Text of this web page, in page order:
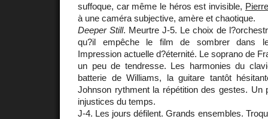
suffoque, car même le héros est invisible,
à une caméra subjective, amère et chaotique.
Deeper Still. Meurtre J-5. Le choix de
qu?il empêche le film de sombrer dans le
Impression actuelle d?éternité. Le soprano de
un peu de tendresse. Les harmonies du
batterie de Williams, la guitare tantôt
Johnson rythment la répétition des gestes. Un
injustices du temps.
J-4. Les jours défilent. Grands ensembles.